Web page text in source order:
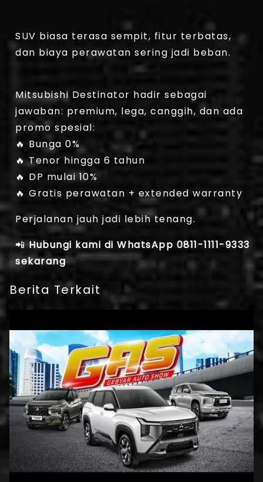
SUV biasa terasa sempit, fitur terbatas,
dan biaya perawatan sering jadi beban.
Mitsubishi Destinator hadir sebagai
jawaban: premium, lega, canggih, dan ada
promo spesial:
🔥 Bunga 0%
🔥 Tenor hingga 6 tahun
🔥 DP mulai 10%
🔥 Gratis perawatan + extended warranty
Perjalanan jauh jadi lebih tenang.
📲Hubungi kami di WhatsApp 0811-1111-9333
sekarang
Berita Terkait